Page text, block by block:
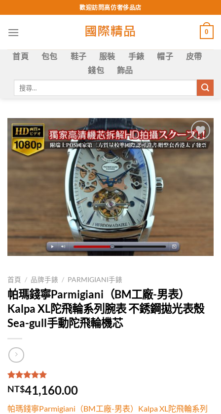
to
content
歡迎訪問高仿奢侈品店
0
首頁 包包 鞋子 服裝 手錶 帽子
皮帶
錢包
飾品
字:
Add to
wishlist
首頁 / 品牌手錶 / PARMIGIANI手錶
帕瑪錢寧Parmigiani（BM工廠-男表）
Kalpa XL陀飛輪系列腕表 不銹鋼拋光表殼
Sea-gull手動陀飛輪機芯
評分 5.00
/
5，已有
1
位
分
NT$41,160.00
帕瑪錢寧Parmigiani（BM工廠-男表）Kalpa XL陀飛輪系列